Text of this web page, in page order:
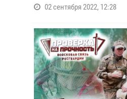
02 сентября 2022, 12:28